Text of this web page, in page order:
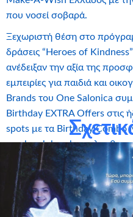
που νοσεί σοβαρά.
Ξεχωριστή θέση στο
δράσεις “Heroes of
ανέδειξαν την αξία της
εμπειρίες για παιδιά και
Brands του One Salonica
Birthday EXTRA Offers στις
spots με τα Birthday Combo
στο lunch break…
Με σύνθημα “ Shopping that
απέδειξε πως το shopping
εμπειρίες και ουσιαστική
meaningful anniversary